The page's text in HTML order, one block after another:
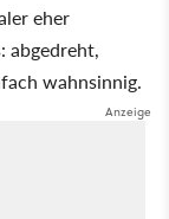
eher
abgedreht,
wahnsinnig.